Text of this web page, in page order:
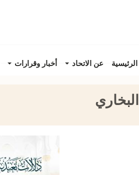
الرئيسية عن الاتحاد أخبار وقرارات